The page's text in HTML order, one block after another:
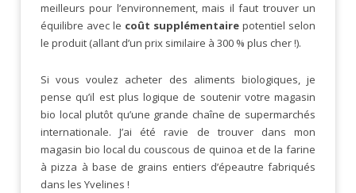
meilleurs pour l’environnement, mais il faut trouver un
équilibre avec le coût supplémentaire potentiel selon
le produit (allant d’un prix similaire à 300 % plus cher !).
Si vous voulez acheter des aliments biologiques, je
pense qu’il est plus logique de soutenir votre magasin
bio local plutôt qu’une grande chaîne de supermarchés
internationale. J’ai été ravie de trouver dans mon
magasin bio local du couscous de quinoa et de la farine
à pizza à base de grains entiers d’épeautre fabriqués
dans les Yvelines !